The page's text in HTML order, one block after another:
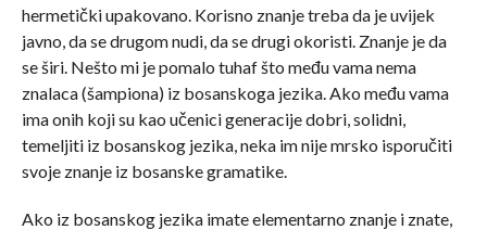
hermetički upakovano. Korisno znanje treba da je uvijek
javno, da se drugom nudi, da se drugi okoristi. Znanje je da
se širi. Nešto mi je pomalo tuhaf što među vama nema
znalaca (šampiona) iz bosanskoga jezika. Ako među vama
ima onih koji su kao učenici generacije dobri, solidni,
temeljiti iz bosanskog jezika, neka im nije mrsko isporučiti
svoje znanje iz bosanske gramatike.
Ako iz bosanskog jezika imate elementarno znanje i znate,